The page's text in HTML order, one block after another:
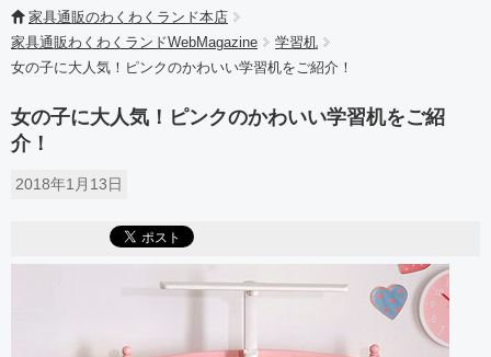
家具通販のわくわくランド本店
家具通販わくわくランドWebMagazine
学習机
女の子に大人気！ピンクのかわいい学習机をご紹介！
女の子に大人気！ピンクのかわいい学習机をご紹
介！
2018年1月13日